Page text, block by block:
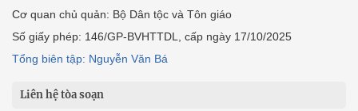
Cơ quan chủ quản: Bộ Dân tộc và Tôn giáo
Số giấy phép: 146/GP-BVHTTDL, cấp ngày 17/10/2025
Tổng biên tập: Nguyễn Văn Bá
Liên hệ tòa soạn